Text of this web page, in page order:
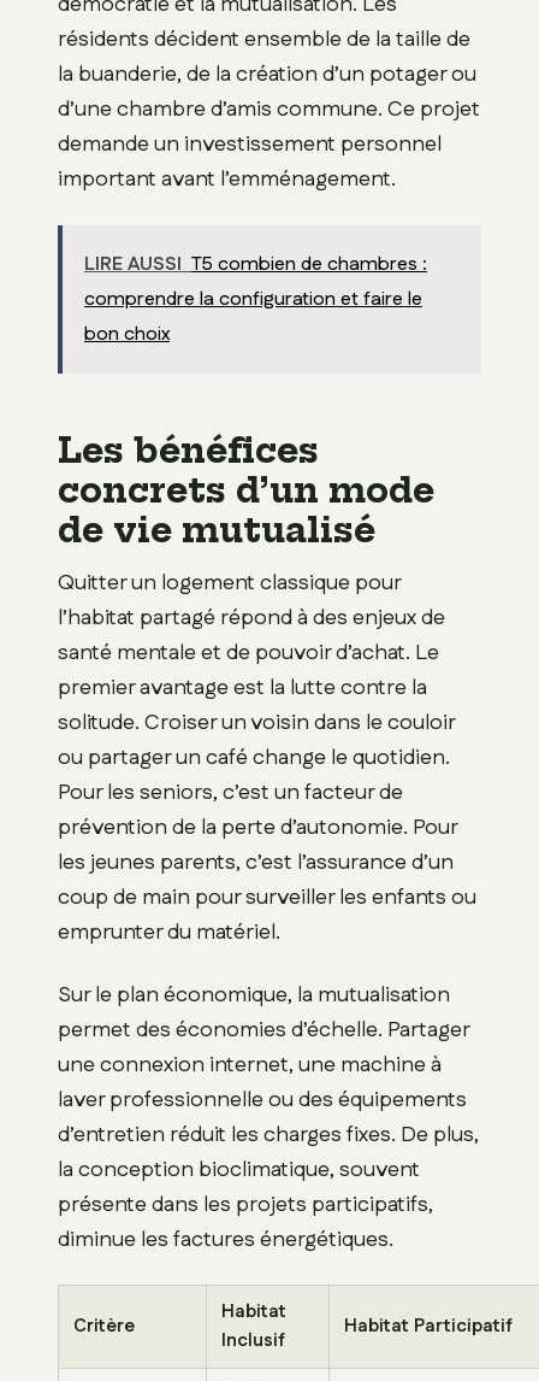
résidents décident ensemble de la taille de
la buanderie, de la création d’un potager ou
d’une chambre d’amis commune. Ce projet
demande un investissement personnel
important avant l’emménagement.
LIRE AUSSI T5 combien de chambres :
comprendre la configuration et faire le
bon choix
Les bénéfices
concrets d’un mode
de vie mutualisé
Quitter un logement classique pour
l’habitat partagé répond à des enjeux de
santé mentale et de pouvoir d’achat. Le
premier avantage est la lutte contre la
solitude. Croiser un voisin dans le couloir
ou partager un café change le quotidien.
Pour les seniors, c’est un facteur de
prévention de la perte d’autonomie. Pour
les jeunes parents, c’est l’assurance d’un
coup de main pour surveiller les enfants ou
emprunter du matériel.
Sur le plan économique, la mutualisation
permet des économies d’échelle. Partager
une connexion internet, une machine à
laver professionnelle ou des équipements
d’entretien réduit les charges fixes. De plus,
la conception bioclimatique, souvent
présente dans les projets participatifs,
diminue les factures énergétiques.
Critère
Habitat
Inclusif
Habitat Participatif